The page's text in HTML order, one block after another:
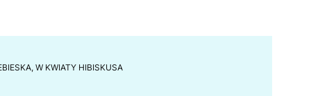
W KWIATY HIBISKUSA